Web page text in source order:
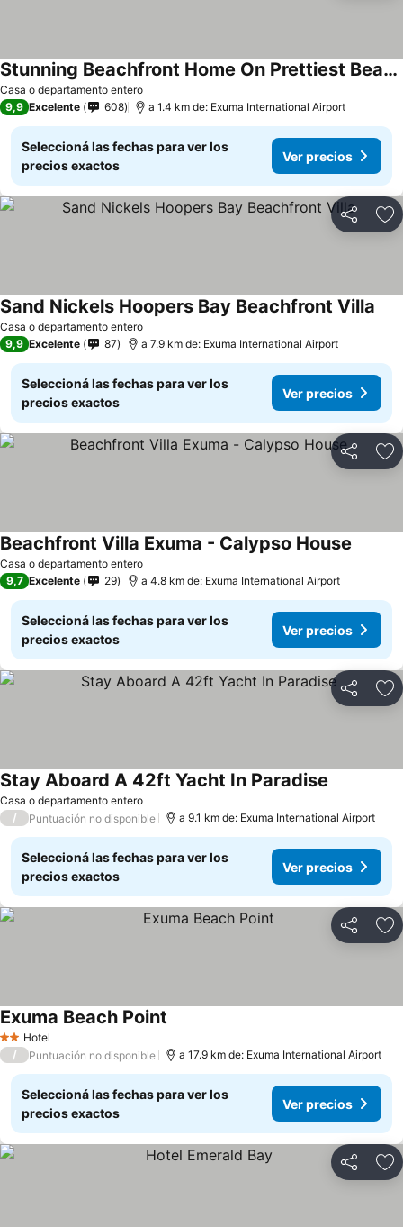
Casa o departamento entero
Stunning Beachfront Home On Prettiest Beach In Exuma
9,9 Excelente 608 a 1.4 km de: Exuma International Airport
Seleccioná las fechas para ver los
precios exactos
Ver precios
Compartir
Casa o departamento entero
Sand Nickels Hoopers Bay Beachfront Villa
9,9 Excelente 87 a 7.9 km de: Exuma International Airport
Seleccioná las fechas para ver los
precios exactos
Ver precios
Compartir
Casa o departamento entero
Beachfront Villa Exuma - Calypso House
9,7 Excelente 29 a 4.8 km de: Exuma International Airport
Seleccioná las fechas para ver los
precios exactos
Ver precios
Compartir
Casa o departamento entero
Stay Aboard A 42ft Yacht In Paradise
/ Puntuación no disponible a 9.1 km de: Exuma International Airport
Seleccioná las fechas para ver los
precios exactos
Ver precios
Compartir
2 Estrellas
Hotel
Exuma Beach Point
/ Puntuación no disponible a 17.9 km de: Exuma International Airport
Seleccioná las fechas para ver los
precios exactos
Ver precios
Compartir